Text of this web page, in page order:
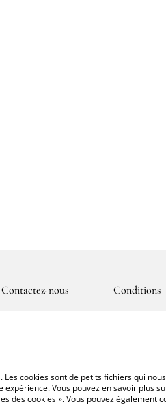
Contactez-nous Conditions
Les cookies sont de petits fichiers qui
Vous pouvez en savoir plus
des cookies ». Vous pouvez également